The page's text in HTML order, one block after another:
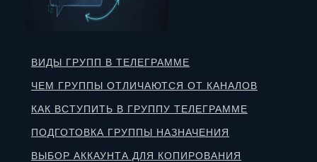
ВИДЫ ГРУПП В ТЕЛЕГРАММЕ
ЧЕМ ГРУППЫ ОТЛИЧАЮТСЯ ОТ КАНАЛОВ
КАК ВСТУПИТЬ В ГРУППУ ТЕЛЕГРАММЕ
ПОДГОТОВКА ГРУППЫ НАЗНАЧЕНИЯ
ВЫБОР АККАУНТА ДЛЯ КОПИРОВАНИЯ